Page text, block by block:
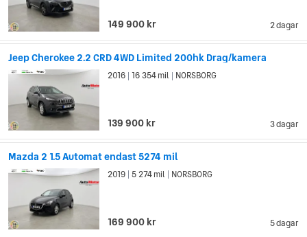
2 dagar
149 900 kr
Jeep Cherokee 2.2 CRD 4WD Limited 200hk Drag/kamera
3 dagar
2016 16 354 mil NORSBORG
139 900 kr
Mazda 2 1.5 Automat endast 5274 mil
5 dagar
2019 5 274 mil NORSBORG
169 900 kr